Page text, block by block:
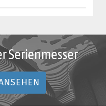
Serienmesser